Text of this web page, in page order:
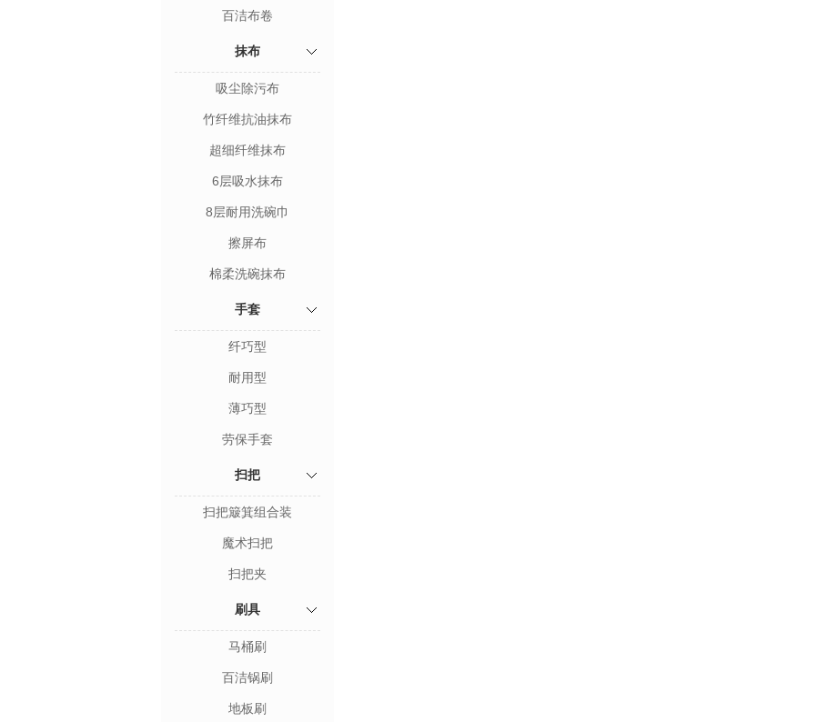
百洁布卷
抹布
吸尘除污布
竹纤维抗油抹布
超细纤维抹布
6层吸水抹布
8层耐用洗碗巾
擦屏布
棉柔洗碗抹布
手套
纤巧型
耐用型
薄巧型
劳保手套
扫把
扫把簸箕组合装
魔术扫把
扫把夹
刷具
马桶刷
百洁锅刷
地板刷